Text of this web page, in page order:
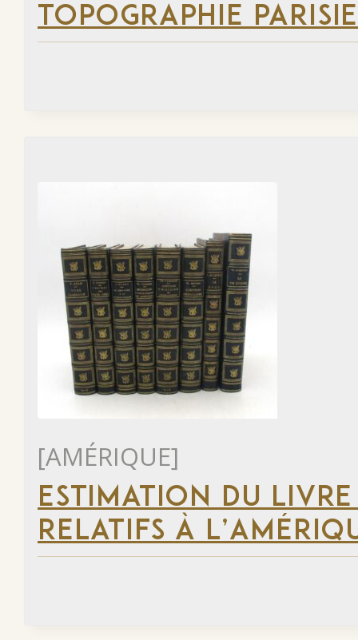
TOPOGRAPHIE
[AMÉRIQUE]
ESTIMATION DU
RELATIFS À